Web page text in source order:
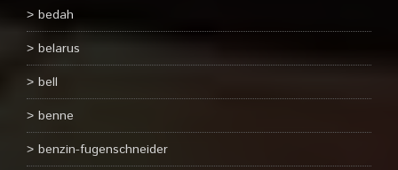
bedah
belarus
bell
benne
benzin-fugenschneider